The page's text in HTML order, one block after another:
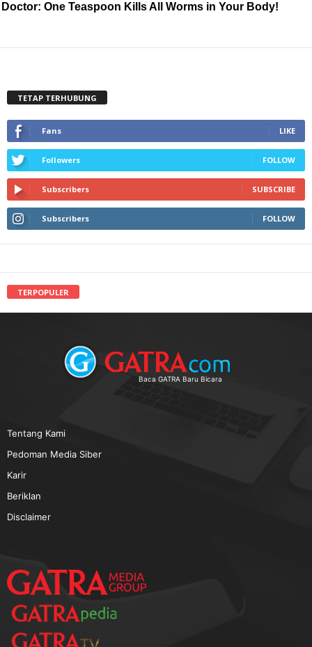
Doctor: One Teaspoon Kills All Worms in Your Body!
TETAP TERHUBUNG
Fans LIKE
Followers FOLLOW
Subscribers SUBSCRIBE
Subscribers FOLLOW
TERPOPULER